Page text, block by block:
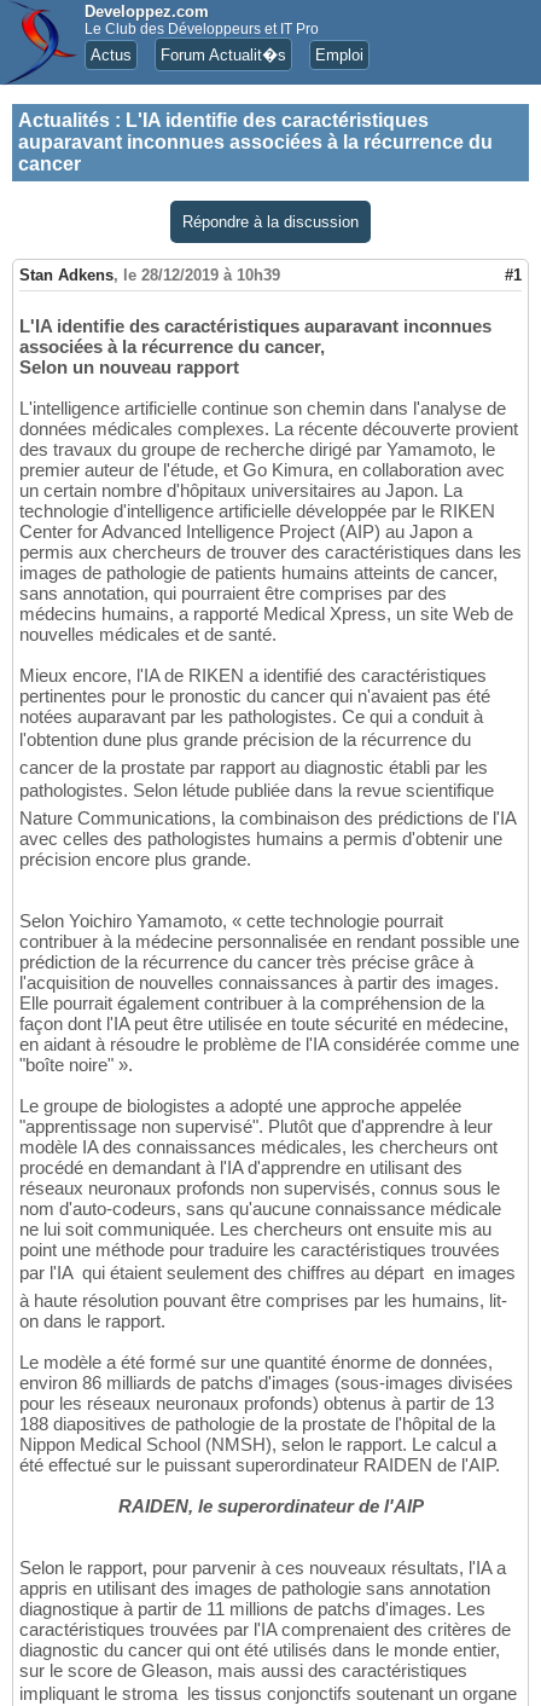
Developpez.com
Le Club des Développeurs et IT Pro
Actus Forum Actualit�s Emploi
Actualités : L'IA identifie des caractéristiques
auparavant inconnues associées à la récurrence du
cancer
Répondre à la discussion
Stan Adkens, le 28/12/2019 à 10h39 #1
L'IA identifie des caractéristiques auparavant inconnues
associées à la récurrence du cancer,
Selon un nouveau rapport
L'intelligence artificielle continue son chemin dans l'analyse de
données médicales complexes. La récente découverte provient
des travaux du groupe de recherche dirigé par Yamamoto, le
premier auteur de l'étude, et Go Kimura, en collaboration avec
un certain nombre d'hôpitaux universitaires au Japon. La
technologie d'intelligence artificielle développée par le RIKEN
Center for Advanced Intelligence Project (AIP) au Japon a
permis aux chercheurs de trouver des caractéristiques dans les
images de pathologie de patients humains atteints de cancer,
sans annotation, qui pourraient être comprises par des
médecins humains, a rapporté Medical Xpress, un site Web de
nouvelles médicales et de santé.
Mieux encore, l'IA de RIKEN a identifié des caractéristiques
pertinentes pour le pronostic du cancer qui n'avaient pas été
notées auparavant par les pathologistes. Ce qui a conduit à
l'obtention dune plus grande précision de la récurrence du
cancer de la prostate par rapport au diagnostic établi par les
pathologistes. Selon létude publiée dans la revue scientifique
Nature Communications, la combinaison des prédictions de l'IA
avec celles des pathologistes humains a permis d'obtenir une
précision encore plus grande.
Selon Yoichiro Yamamoto, « cette technologie pourrait
contribuer à la médecine personnalisée en rendant possible une
prédiction de la récurrence du cancer très précise grâce à
l'acquisition de nouvelles connaissances à partir des images.
Elle pourrait également contribuer à la compréhension de la
façon dont l'IA peut être utilisée en toute sécurité en médecine,
en aidant à résoudre le problème de l'IA considérée comme une
"boîte noire" ».
Le groupe de biologistes a adopté une approche appelée
"apprentissage non supervisé". Plutôt que d'apprendre à leur
modèle IA des connaissances médicales, les chercheurs ont
procédé en demandant à l'IA d'apprendre en utilisant des
réseaux neuronaux profonds non supervisés, connus sous le
nom d'auto-codeurs, sans qu'aucune connaissance médicale
ne lui soit communiquée. Les chercheurs ont ensuite mis au
point une méthode pour traduire les caractéristiques trouvées
par l'IA  qui étaient seulement des chiffres au départ  en images
à haute résolution pouvant être comprises par les humains, lit-
on dans le rapport.
Le modèle a été formé sur une quantité énorme de données,
environ 86 milliards de patchs d'images (sous-images divisées
pour les réseaux neuronaux profonds) obtenus à partir de 13
188 diapositives de pathologie de la prostate de l'hôpital de la
Nippon Medical School (NMSH), selon le rapport. Le calcul a
été effectué sur le puissant superordinateur RAIDEN de l'AIP.
RAIDEN, le superordinateur de l'AIP
Selon le rapport, pour parvenir à ces nouveaux résultats, l'IA a
appris en utilisant des images de pathologie sans annotation
diagnostique à partir de 11 millions de patchs d'images. Les
caractéristiques trouvées par l'IA comprenaient des critères de
diagnostic du cancer qui ont été utilisés dans le monde entier,
sur le score de Gleason, mais aussi des caractéristiques
impliquant le stroma  les tissus conjonctifs soutenant un organe 